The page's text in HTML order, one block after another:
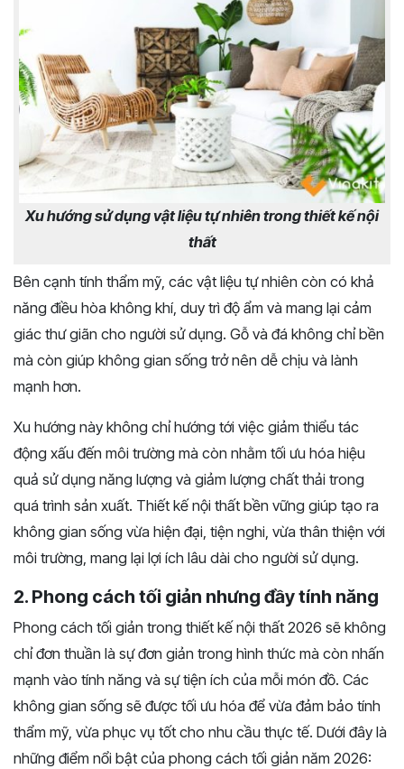
Xu hướng sử dụng vật liệu tự nhiên trong thiết kế nội
thất
Bên cạnh tính thẩm mỹ, các vật liệu tự nhiên còn có khả
năng điều hòa không khí, duy trì độ ẩm và mang lại cảm
giác thư giãn cho người sử dụng. Gỗ và đá không chỉ bền
mà còn giúp không gian sống trở nên dễ chịu và lành
mạnh hơn.
Xu hướng này không chỉ hướng tới việc giảm thiểu tác
động xấu đến môi trường mà còn nhằm tối ưu hóa hiệu
quả sử dụng năng lượng và giảm lượng chất thải trong
quá trình sản xuất. Thiết kế nội thất bền vững giúp tạo ra
không gian sống vừa hiện đại, tiện nghi, vừa thân thiện với
môi trường, mang lại lợi ích lâu dài cho người sử dụng.
2. Phong cách tối giản nhưng đầy tính năng
Phong cách tối giản trong thiết kế nội thất 2026 sẽ không
chỉ đơn thuần là sự đơn giản trong hình thức mà còn nhấn
mạnh vào tính năng và sự tiện ích của mỗi món đồ. Các
không gian sống sẽ được tối ưu hóa để vừa đảm bảo tính
thẩm mỹ, vừa phục vụ tốt cho nhu cầu thực tế. Dưới đây là
những điểm nổi bật của phong cách tối giản năm 2026: